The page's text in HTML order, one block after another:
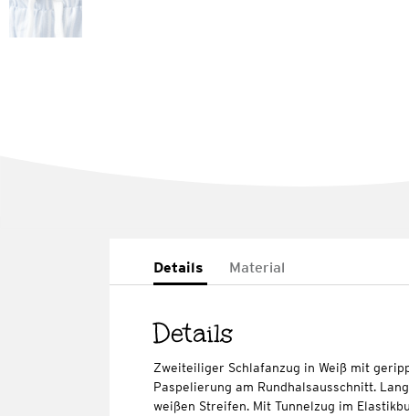
Details Material
Details
Zweiteiliger Schlafanzug in Weiß mit
Paspelierung am Rundhalsausschnitt.
weißen Streifen. Mit Tunnelzug im